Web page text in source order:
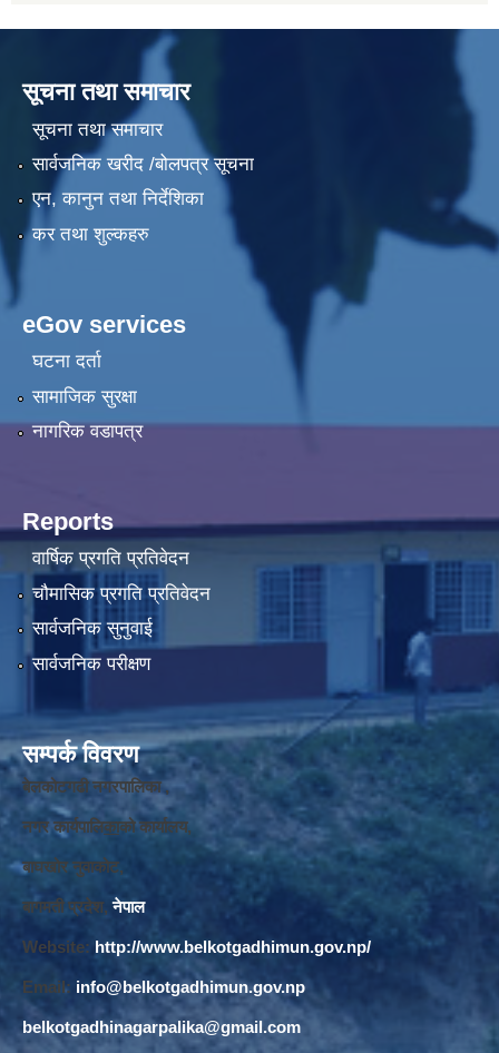
सूचना तथा समाचार
सूचना तथा समाचार
सार्वजनिक खरीद /बोलपत्र सूचना
एन, कानुन तथा निर्देशिका
कर तथा शुल्कहरु
eGov services
घटना दर्ता
सामाजिक सुरक्षा
नागरिक वडापत्र
Reports
वार्षिक प्रगति प्रतिवेदन
चौमासिक प्रगति प्रतिवेदन
सार्वजनिक सुनुवाई
सार्वजनिक परीक्षण
सम्पर्क विवरण
बेलकोटगढी नगरपालिका ,
नगर कार्यपालिकाको कार्यालय,
बाघखोर नुवाकोट,
बागमती प्रदेश, नेपाल
Website: http://www.belkotgadhimun.gov.np/
Email: info@belkotgadhimun.gov.np
belkotgadhinagarpalika@gmail.com